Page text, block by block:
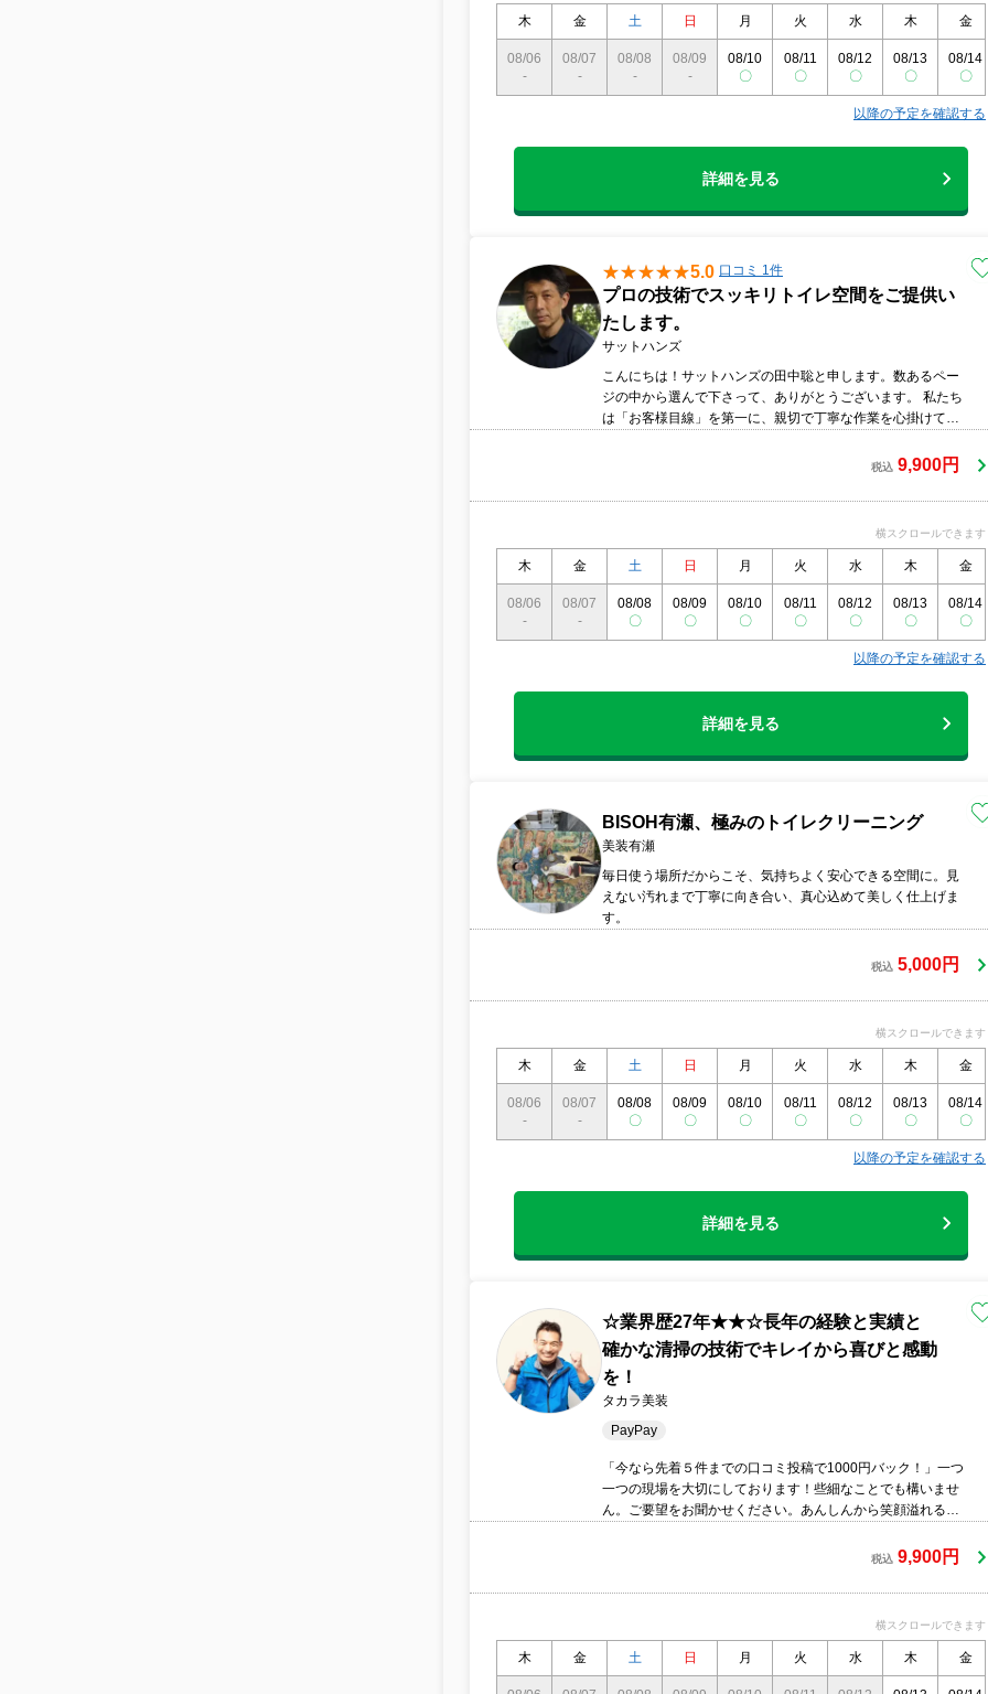
木 金 土 日 月 火 水 木 金
08/06
-
08/07
-
08/08
-
08/09
-
08/10
〇
08/11
〇
08/12
〇
08/13
〇
08/14
〇
以降の予定を確認する
詳細を見る
5.0 口コミ 1件
プロの技術でスッキリトイレ空間をご提供い
たします。
サットハンズ
こんにちは！サットハンズの田中聡と申します。数あるペー
ジの中から選んで下さって、ありがとうございます。 私たち
は「お客様目線」を第一に、親切で丁寧な作業を心掛けてい
事なくご提供して隅々まで綺麗にさせていただきます。何卒
税込 9,900円
横スクロールできます
木 金 土 日 月 火 水 木 金
08/06
-
08/07
-
08/08
〇
08/09
〇
08/10
〇
08/11
〇
08/12
〇
08/13
〇
08/14
〇
以降の予定を確認する
詳細を見る
BISOH有瀬、極みのトイレクリーニング
美装有瀬
毎日使う場所だからこそ、気持ちよく安心できる空間に。見
えない汚れまで丁寧に向き合い、真心込めて美しく仕上げま
す。
税込 5,000円
横スクロールできます
木 金 土 日 月 火 水 木 金
08/06
-
08/07
-
08/08
〇
08/09
〇
08/10
〇
08/11
〇
08/12
〇
08/13
〇
08/14
〇
以降の予定を確認する
詳細を見る
☆業界歴27年★★☆長年の経験と実績と
確かな清掃の技術でキレイから喜びと感動
を！
タカラ美装
PayPay
「今なら先着５件までの口コミ投稿で1000円バック！」一つ
一つの現場を大切にしております！些細なことでも構いませ
ん。ご要望をお聞かせください。あんしんから笑顔溢れる確
税込 9,900円
横スクロールできます
木 金 土 日 月 火 水 木 金